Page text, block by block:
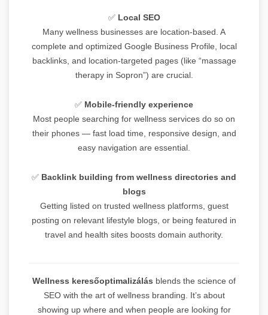
✅ Local SEO
Many wellness businesses are location-based. A
complete and optimized Google Business Profile, local
backlinks, and location-targeted pages (like “massage
therapy in Sopron”) are crucial.
✅ Mobile-friendly experience
Most people searching for wellness services do so on
their phones — fast load time, responsive design, and
easy navigation are essential.
✅ Backlink building from wellness directories and
blogs
Getting listed on trusted wellness platforms, guest
posting on relevant lifestyle blogs, or being featured in
travel and health sites boosts domain authority.
Wellness keresőoptimalizálás blends the science of
SEO with the art of wellness branding. It’s about
showing up where and when people are looking for